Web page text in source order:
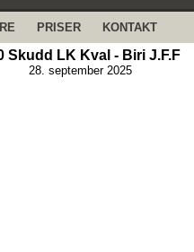
PRISER KONTAKT
Skudd LK Kval - Biri J.F.F
28. september 2025